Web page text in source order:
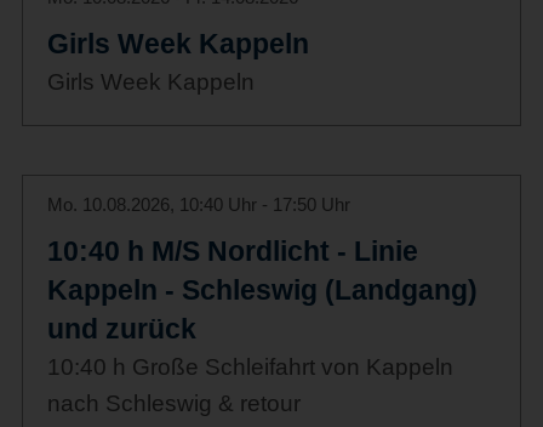
Girls Week Kappeln
Girls Week Kappeln
Mo. 10.08.2026, 10:40 Uhr - 17:50 Uhr
10:40 h M/S Nordlicht - Linie
Kappeln - Schleswig (Landgang)
und zurück
10:40 h Große Schleifahrt von Kappeln
nach Schleswig & retour